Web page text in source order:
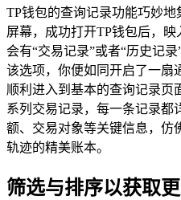
TP钱包的查询记录功能巧妙
屏幕，成功打开TP钱包后，
会有“交易记录”或者“历史记
该选项，你便如同开启了一扇
顺利进入到基本的查询记录页
系列交易记录，每一条记录都
额、交易对象等关键信息，仿
轨迹的精美账本。
筛选与排序以获取